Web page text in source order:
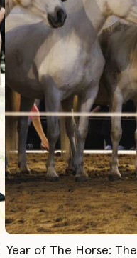
Year of The Horse: